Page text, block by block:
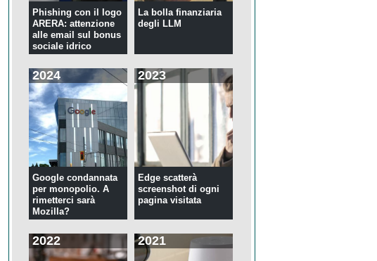
Phishing con il logo
ARERA: attenzione
alle email sul bonus
sociale idrico
La bolla finanziaria
degli LLM
2024
Google condannata
per monopolio. A
rimetterci sarà
Mozilla?
2023
Edge scatterà
screenshot di ogni
pagina visitata
2022 2021